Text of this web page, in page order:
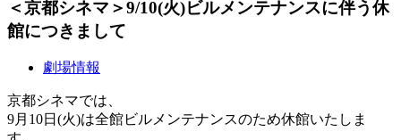
＜京都シネマ＞9/10(火)ビルメンテナンスに伴う休
館につきまして
劇場情報
京都シネマでは、
9月10日(火)は全館ビルメンテナンスのため休館いたしま